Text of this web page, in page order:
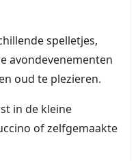
spelletjes,
avondevenementen
oud te plezieren.
in de kleine
of zelfgemaakte